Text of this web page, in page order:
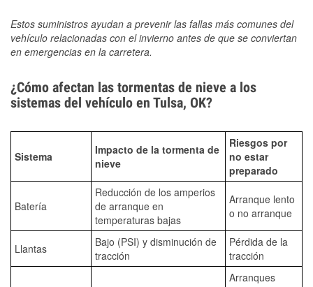
Estos suministros ayudan a prevenir las fallas más comunes del
vehículo relacionadas con el invierno antes de que se conviertan
en emergencias en la carretera.
¿Cómo afectan las tormentas de nieve a los
sistemas del vehículo en Tulsa, OK?
Sistema
Impacto de la tormenta de
nieve
Riesgos por
no estar
preparado
Batería
Reducción de los amperios
de arranque en
temperaturas bajas
Arranque lento
o no arranque
Llantas
Bajo (PSI) y disminución de
tracción
Pérdida de la
tracción
Arranques